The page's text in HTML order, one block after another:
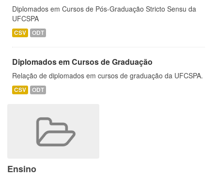
Diplomados em Cursos de Pós-Graduação Stricto Sensu da
UFCSPA
CSV ODT
Diplomados em Cursos de Graduação
Relação de diplomados em cursos de graduação da UFCSPA.
CSV ODT
Ensino